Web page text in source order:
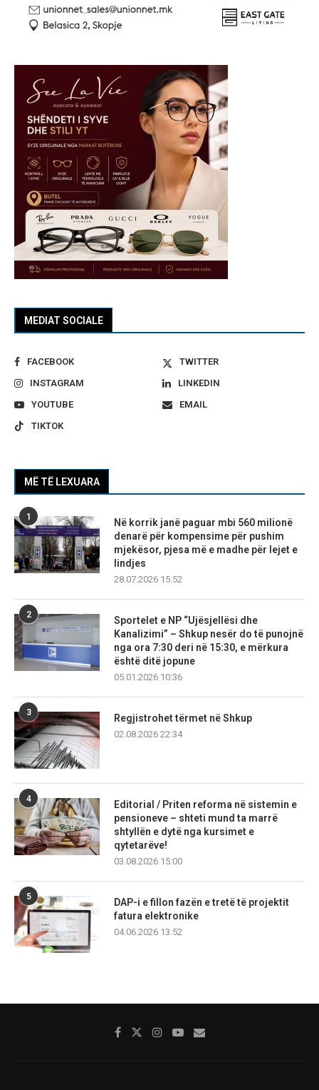
MEDIAT SOCIALE
FACEBOOK
TWITTER
INSTAGRAM
LINKEDIN
YOUTUBE
EMAIL
TIKTOK
MË TË LEXUARA
1
Në korrik janë paguar mbi 560 milionë
denarë për kompensime për pushim
mjekësor, pjesa më e madhe për lejet e
lindjes
28.07.2026 15:52
2
Sportelet e NP “Ujësjellësi dhe
Kanalizimi” – Shkup nesër do të punojnë
nga ora 7:30 deri në 15:30, e mërkura
është ditë jopune
05.01.2026 10:36
3
Regjistrohet tërmet në Shkup
02.08.2026 22:34
4
Editorial / Priten reforma në sistemin e
pensioneve – shteti mund ta marrë
shtyllën e dytë nga kursimet e
qytetarëve!
03.08.2026 15:00
5
DAP-i e fillon fazën e tretë të projektit
fatura elektronike
04.06.2026 13:52